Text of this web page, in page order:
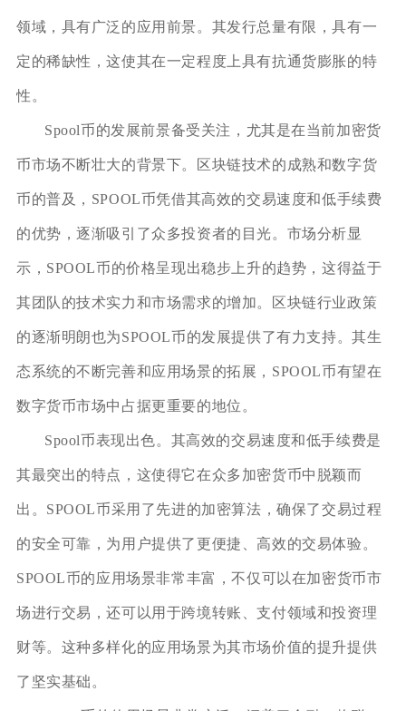
领域，具有广泛的应用前景。其发行总量有限，具有一
定的稀缺性，这使其在一定程度上具有抗通货膨胀的特
性。
Spool币的发展前景备受关注，尤其是在当前加密货
币市场不断壮大的背景下。区块链技术的成熟和数字货
币的普及，SPOOL币凭借其高效的交易速度和低手续费
的优势，逐渐吸引了众多投资者的目光。市场分析显
示，SPOOL币的价格呈现出稳步上升的趋势，这得益于
其团队的技术实力和市场需求的增加。区块链行业政策
的逐渐明朗也为SPOOL币的发展提供了有力支持。其生
态系统的不断完善和应用场景的拓展，SPOOL币有望在
数字货币市场中占据更重要的地位。
Spool币表现出色。其高效的交易速度和低手续费是
其最突出的特点，这使得它在众多加密货币中脱颖而
出。SPOOL币采用了先进的加密算法，确保了交易过程
的安全可靠，为用户提供了更便捷、高效的交易体验。
SPOOL币的应用场景非常丰富，不仅可以在加密货币市
场进行交易，还可以用于跨境转账、支付领域和投资理
财等。这种多样化的应用场景为其市场价值的提升提供
了坚实基础。